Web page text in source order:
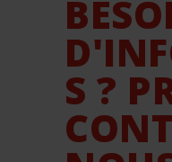
S ?